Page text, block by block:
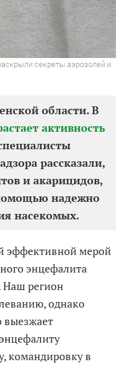
секреты аэрозолей и
области. В
активность
рассказали,
и акарицидов,
надежно
насекомых.
эффективной мерой
энцефалита
Наш регион
однако
выезжает
командировку в